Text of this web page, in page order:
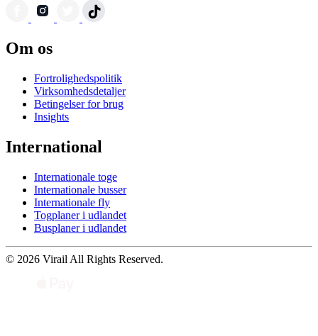
Om os
Fortrolighedspolitik
Virksomhedsdetaljer
Betingelser for brug
Insights
International
Internationale toge
Internationale busser
Internationale fly
Togplaner i udlandet
Busplaner i udlandet
© 2026 Virail All Rights Reserved.